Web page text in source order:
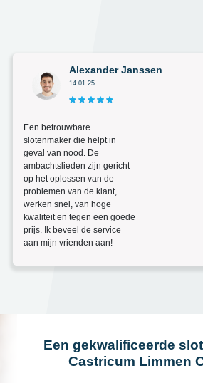
Alexander Janssen
14.01.25
Een betrouwbare
slotenmaker die helpt in
geval van nood. De
ambachtslieden zijn gericht
op het oplossen van de
problemen van de klant,
werken snel, van hoge
kwaliteit en tegen een goede
prijs. Ik beveel de service
aan mijn vrienden aan!
Een gekwalificeerde
Castricum Limmen